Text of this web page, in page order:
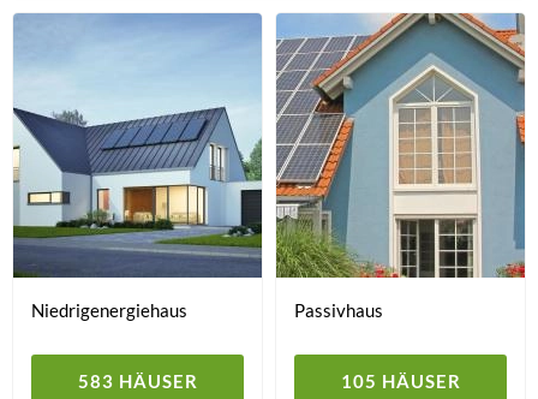
Niedrigenergiehaus
583 HÄUSER
Passivhaus
105 HÄUSER